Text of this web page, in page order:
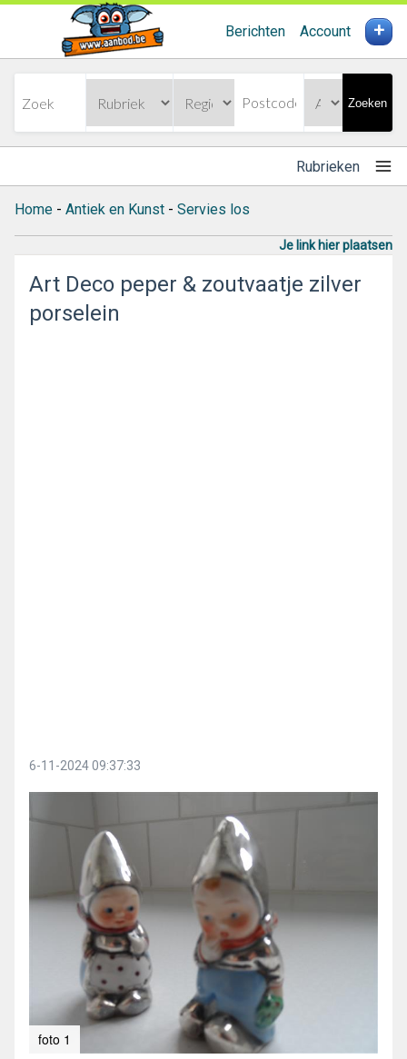
Berichten Account +
Zoeken
Rubrieken
Home - Antiek en Kunst - Servies los
Je link hier plaatsen
Art Deco peper & zoutvaatje zilver
porselein
6-11-2024 09:37:33
foto 1